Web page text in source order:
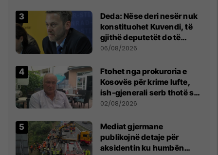
Deda: Nëse deri nesër nuk
konstituohet Kuvendi, të
gjithë deputetët do të
bëjnë shkelje të rëndë
06/08/2026
Ftohet nga prokuroria e
Kosovës për krime lufte,
ish-gjenerali serb thotë se
dikush e tradhtoi në
02/08/2026
Mediat gjermane
publikojnë detaje për
aksidentin ku humbën